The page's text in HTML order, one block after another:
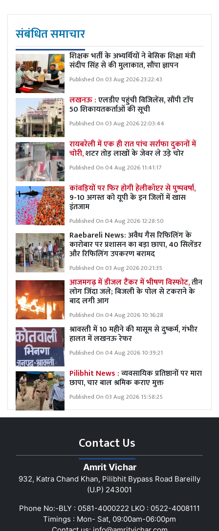
संबंधित समाचार
शिक्षक भर्ती के अभ्यर्थियों ने बेसिक शिक्षा मंत्री
संदीप सिंह से की मुलाकात, सौंपा ज्ञापन
Published On 03 Aug 2026 23:22:43
लखनऊ :एलडीए पहुंची विजिलेंस, सौंपी टाॅप
50 शिकायतकर्ताओं की सूची
Published On 03 Aug 2026 22:03:44
रायबरेली में एक ही रात पांच सर्राफा दुकानों में
चोरी,शटर तोड़ लाखों के जेवर ले उड़े चोर
Published On 04 Aug 2026 11:41:17
कांवड़ियों पर फिर होगी हेलीकॉप्टर से पुष्पवर्षा,
9-10 अगस्त को यूपी के इन जिलों में खास
इंतजाम
Published On 04 Aug 2026 12:28:50
Raebareli News: अवैध गैस रिफिलिंग के
कारोबार पर प्रशासन का बड़ा छापा, 40 सिलेंडर
और रिफिलिंग उपकरण बरामद
Published On 03 Aug 2026 20:21:35
आजमगढ़ में डीजल टैंकर में भीषण विस्फोट,तीन
लोग जिंदा जले; बिजली के पोल से टकराने के
बाद लगी आग
Published On 04 Aug 2026 10:16:28
श्रावस्ती में 10 महीने की मासूम से दुष्कर्म, गंभीर
हालत में लखनऊ रेफर
Published On 04 Aug 2026 10:39:21
Pilibhit News :व्यवसायिक प्रतिष्ठानों पर मारा
छापा, चार बाल श्रमिक कराए मुक्त
Published On 03 Aug 2026 15:58:25
Contact Us
Amrit Vichar
932, Katra Chand Khan, Pilibhit Bypass Road Bareilly
(U.P) 243001
Phone No:-BLY : 0581-4000222 LKO : 0522-4008111
Timings : Mon- Sat, 09:00am-06:00pm